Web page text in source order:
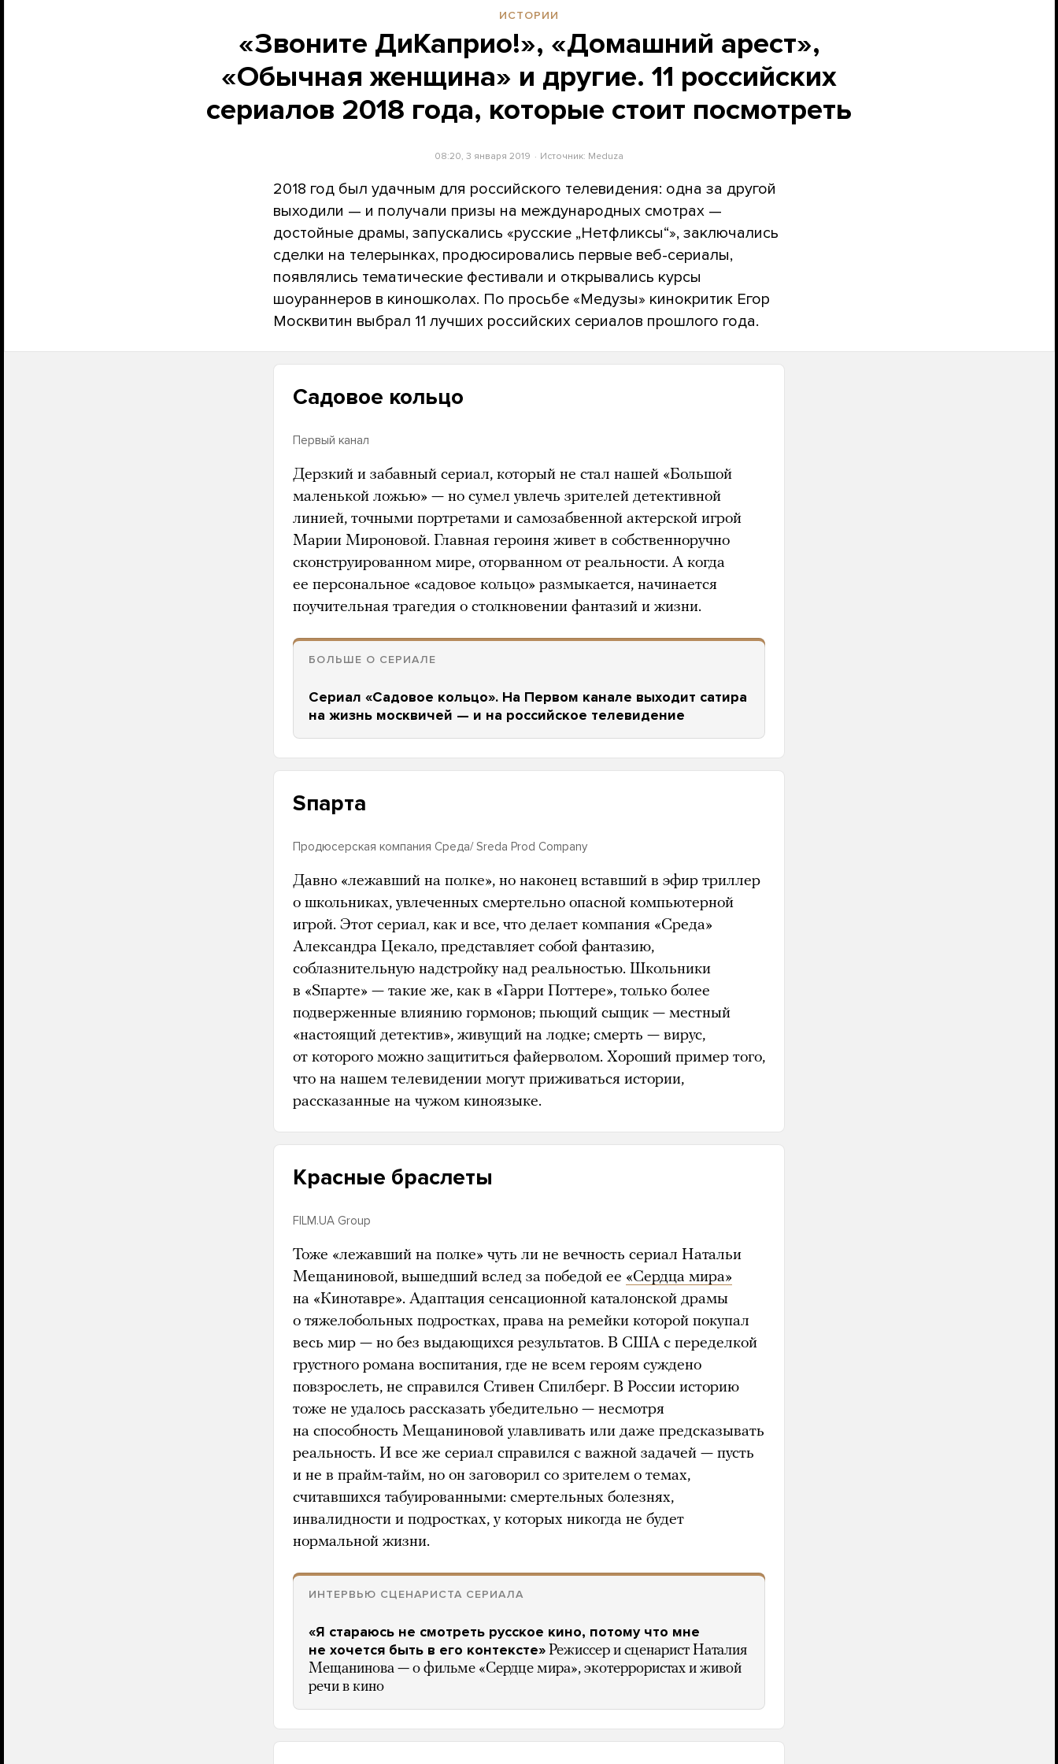
ИСТОРИИ
«Звоните ДиКаприо!», «Домашний арест»,
«Обычная женщина» и другие. 11 российских
сериалов 2018 года, которые стоит посмотреть
08:20, 3 января 2019 Источник: Meduza
2018 год был удачным для российского телевидения: одна за другой
выходили — и получали призы на международных смотрах —
достойные драмы, запускались «русские „Нетфликсы“», заключались
сделки на телерынках, продюсировались первые веб-сериалы,
появлялись тематические фестивали и открывались курсы
шоураннеров в киношколах. По просьбе «Медузы» кинокритик Егор
Москвитин выбрал 11 лучших российских сериалов прошлого года.
Садовое кольцо
Первый канал
Дерзкий и забавный сериал, который не стал нашей «Большой
маленькой ложью» — но сумел увлечь зрителей детективной
линией, точными портретами и самозабвенной актерской игрой
Марии Мироновой. Главная героиня живет в собственноручно
сконструированном мире, оторванном от реальности. А когда
ее персональное «садовое кольцо» размыкается, начинается
поучительная трагедия о столкновении фантазий и жизни.
БОЛЬШЕ О СЕРИАЛЕ
Сериал «Садовое кольцо». На Первом канале выходит сатира
на жизнь москвичей — и на российское телевидение
Sпарта
Продюсерская компания Среда/ Sreda Prod Company
Давно «лежавший на полке», но наконец вставший в эфир триллер
о школьниках, увлеченных смертельно опасной компьютерной
игрой. Этот сериал, как и все, что делает компания «Среда»
Александра Цекало, представляет собой фантазию,
соблазнительную надстройку над реальностью. Школьники
в «Sпарте» — такие же, как в «Гарри Поттере», только более
подверженные влиянию гормонов; пьющий сыщик — местный
«настоящий детектив», живущий на лодке; смерть — вирус,
от которого можно защититься файерволом. Хороший пример того,
что на нашем телевидении могут приживаться истории,
рассказанные на чужом киноязыке.
Красные браслеты
FILM.UA Group
Тоже «лежавший на полке» чуть ли не вечность сериал Натальи
Мещаниновой, вышедший вслед за победой ее «Сердца мира»
на «Кинотавре». Адаптация сенсационной каталонской драмы
о тяжелобольных подростках, права на ремейки которой покупал
весь мир — но без выдающихся результатов. В США с переделкой
грустного романа воспитания, где не всем героям суждено
повзрослеть, не справился Стивен Спилберг. В России историю
тоже не удалось рассказать убедительно — несмотря
на способность Мещаниновой улавливать или даже предсказывать
реальность. И все же сериал справился с важной задачей — пусть
и не в прайм-тайм, но он заговорил со зрителем о темах,
считавшихся табуированными: смертельных болезнях,
инвалидности и подростках, у которых никогда не будет
нормальной жизни.
ИНТЕРВЬЮ СЦЕНАРИСТА СЕРИАЛА
«Я стараюсь не смотреть русское кино, потому что мне
не хочется быть в его контексте» Режиссер и сценарист Наталия
Мещанинова — о фильме «Сердце мира», экотеррористах и живой
речи в кино